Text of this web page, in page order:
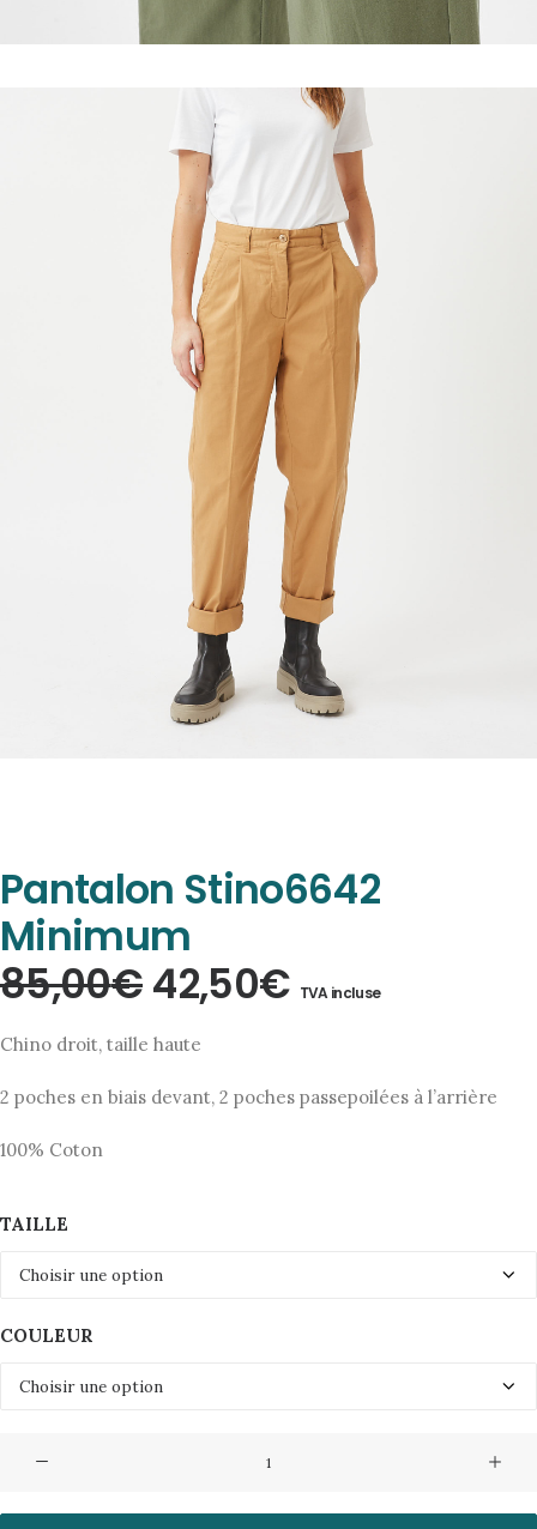
Pantalon Stino6642
Minimum
85,00€Le
prix
initial
était :
42,50€Le
actuel
est :
TVA incluse
Chino droit, taille haute
2 poches en biais devant, 2 poches passepoilées à l’arrière
100% Coton
TAILLE
COULEUR
Pantalon